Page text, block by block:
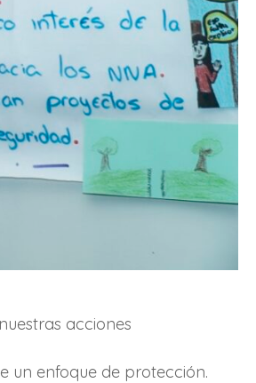
acciones
un enfoque de protección.